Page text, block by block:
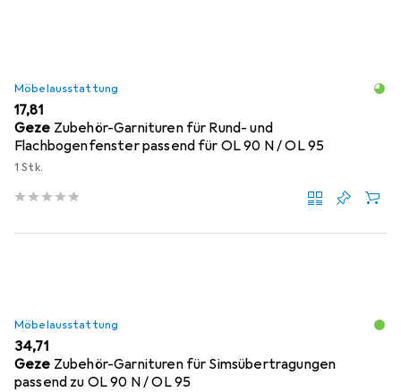
Möbelausstattung
EUR
17,81
Geze Zubehör-Garnituren für Rund- und
Flachbogenfenster passend für OL 90 N / OL 95
1 Stk.
Möbelausstattung
EUR
34,71
Geze Zubehör-Garnituren für Simsübertragungen
passend zu OL 90 N / OL 95